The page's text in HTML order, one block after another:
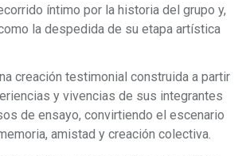
íntimo por la historia del grupo y,
la despedida de su etapa artística
creación testimonial construida a partir
y vivencias de sus integrantes
de ensayo, convirtiendo el escenario
amistad y creación colectiva.